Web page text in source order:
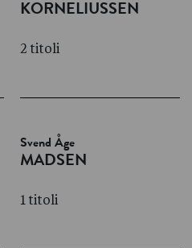
KORNELIUSSEN
2 titoli
Svend Åge
MADSEN
1 titoli